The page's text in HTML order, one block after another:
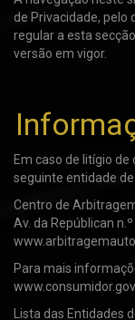
de Privacidade, pelo
regular a esta
versão em vigor.
Em caso de litígio
seguinte entidade
Centro de
Av. da Repúblican
Para mais
Lista das Entidades